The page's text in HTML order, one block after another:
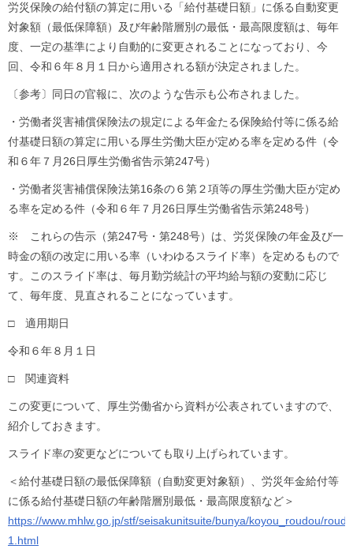
労災保険の給付額の算定に用いる「給付基礎日額」に係る自動変更
対象額（最低保障額）及び年齢階層別の最低・最高限度額は、毎年
度、一定の基準により自動的に変更されることになっており、今
回、令和６年８月１日から適用される額が決定されました。
〔参考〕同日の官報に、次のような告示も公布されました。
・労働者災害補償保険法の規定による年金たる保険給付等に係る給
付基礎日額の算定に用いる厚生労働大臣が定める率を定める件（令
和６年７月26日厚生労働省告示第247号）
・労働者災害補償保険法第16条の６第２項等の厚生労働大臣が定め
る率を定める件（令和６年７月26日厚生労働省告示第248号）
※ これらの告示（第247号・第248号）は、労災保険の年金及び一
時金の額の改定に用いる率（いわゆるスライド率）を定めるもので
す。このスライド率は、毎月勤労統計の平均給与額の変動に応じ
て、毎年度、見直されることになっています。
□ 適用期日
令和６年８月１日
□ 関連資料
この変更について、厚生労働省から資料が公表されていますので、
紹介しておきます。
スライド率の変更などについても取り上げられています。
＜給付基礎日額の最低保障額（自動変更対象額）、労災年金給付等
に係る給付基礎日額の年齢階層別最低・最高限度額など＞
https://www.mhlw.go.jp/stf/seisakunitsuite/bunya/koyou_roudou/
1.html